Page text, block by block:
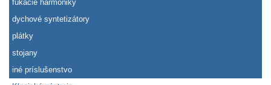
fúkacie harmoniky
dychové syntetizátory
plátky
stojany
iné príslušenstvo